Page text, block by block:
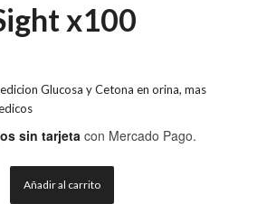
x100
Glucosa y Cetona en orina, mas
sin tarjeta con Mercado Pago.
Añadir al carrito